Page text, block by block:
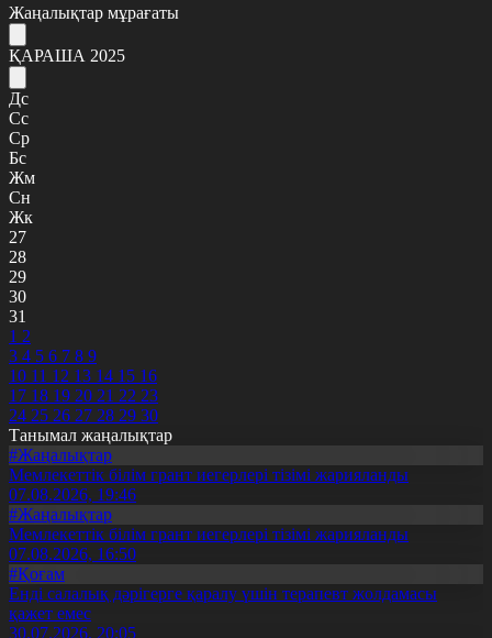
Жаңалықтар мұрағаты
ҚАРАША 2025
Дс
Сс
Ср
Бс
Жм
Сн
Жк
27
28
29
30
31
1 2
3 4 5 6 7 8 9
10 11 12 13 14 15 16
17 18 19 20 21 22 23
24 25 26 27 28 29 30
Танымал жаңалықтар
#Жаңалықтар
Мемлекеттік білім грант иегерлері тізімі жарияланды
07.08.2026, 19:46
#Жаңалықтар
Мемлекеттік білім грант иегерлері тізімі жарияланды
07.08.2026, 16:50
#Қоғам
Енді салалық дәрігерге қаралу үшін терапевт жолдамасы
қажет емес
30.07.2026, 20:05